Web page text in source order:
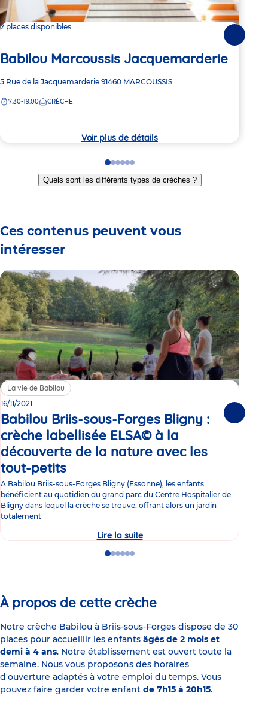
2 places disponibles
Babilou Marcoussis Jacquemarderie
Adresse
la
5 Rue de la Jacquemarderie 91460 MARCOUSSIS
7:30-19:00 CRÈCHE
Voir plus de détails
Go
to
slide
Go
to
slide
Go
to
slide
Go
to
slide
Go
to
slide
Go
to
slide
Quels sont les différents types de crèches ?
Ces contenus peuvent vous
intéresser
La vie de Babilou
16/11/2021
Babilou Briis-sous-Forges Bligny :
crèche labellisée ELSA© à la
découverte de la nature avec les
tout-petits
de
presse
A Babilou Briis-sous-Forges Bligny (Essonne), les enfants
bénéficient au quotidien du grand parc du Centre Hospitalier de
Bligny dans lequel la crèche se trouve, offrant alors un jardin
totalement
Lire la suiteBabilou
Briis-
labellisée
ELSA©
la
découverte
de
la
nature
avec
les
tout-
GoGoGoGo
GoGo
À propos de cette crèche
Notre crèche Babilou à Briis-sous-Forges dispose de 30
places pour accueillir les enfants âgés de 2 mois et
demi à 4 ans. Notre établissement est ouvert toute la
semaine. Nous vous proposons des horaires
d'ouverture adaptés à votre emploi du temps. Vous
pouvez faire garder votre enfant de 7h15 à 20h15.